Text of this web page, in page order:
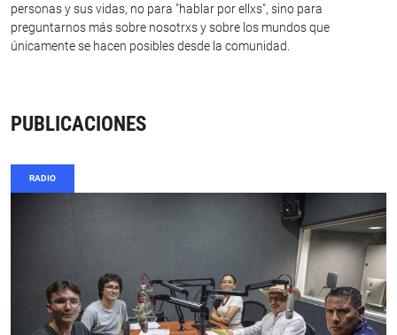
personas y sus vidas, no para "hablar por ellxs", sino para
preguntarnos más sobre nosotrxs y sobre los mundos que
únicamente se hacen posibles desde la comunidad.
PUBLICACIONES
RADIO